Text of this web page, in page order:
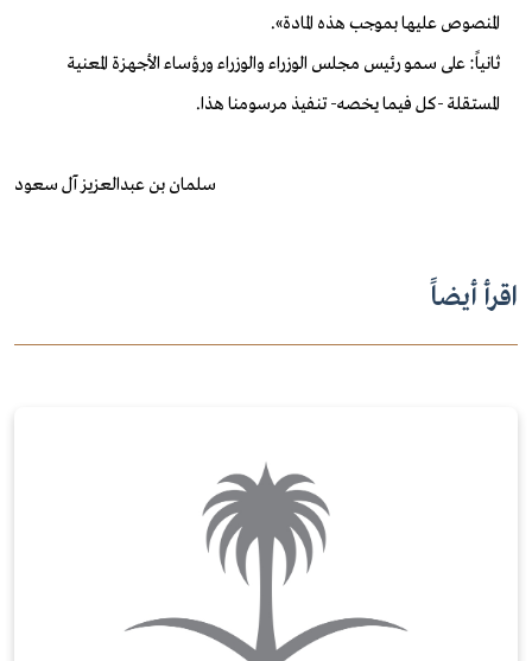
المنصوص عليها بموجب هذه المادة».
ثانياً: على سمو رئيس مجلس الوزراء والوزراء ورؤساء الأجهزة المعنية
المستقلة -كل فيما يخصه- تنفيذ مرسومنا هذا.
سلمان بن عبدالعزيز آل سعود
اقرأ أيضاً